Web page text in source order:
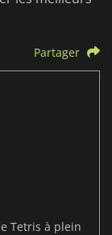
Partager
Tetris à plein